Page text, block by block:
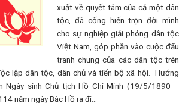
xuất về quyết tâm của cả một dân
tộc, đã cống hiến trọn đời mình
cho sự nghiệp giải phóng dân tộc
Việt Nam, góp phần vào cuộc đấu
tranh chung của các dân tộc trên
lập dân tộc, dân chủ và tiến bộ xã hội. Hướng
Ngày sinh Chủ tịch Hồ Chí Minh (19/5/1890 –
năm ngày Bác Hồ ra đi…